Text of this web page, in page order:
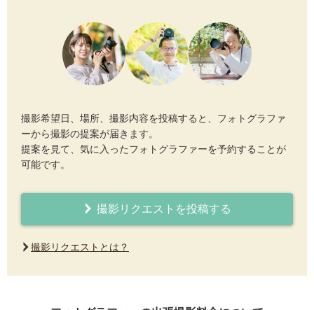
撮影希望日、場所、撮影内容を投稿すると、フォトグラファ
ーから撮影の提案が届きます。
提案を見て、気に入ったフォトグラファーを予約することが
可能です。
撮影リクエストを投稿する
撮影リクエストとは？